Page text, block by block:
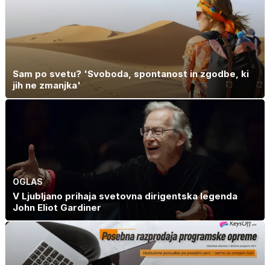
Sam po svetu? 'Svoboda, spontanost in zgodbe, ki
jih ne zmanjka'
OGLAS
V Ljubljano prihaja svetovna dirigentska legenda
John Eliot Gardiner